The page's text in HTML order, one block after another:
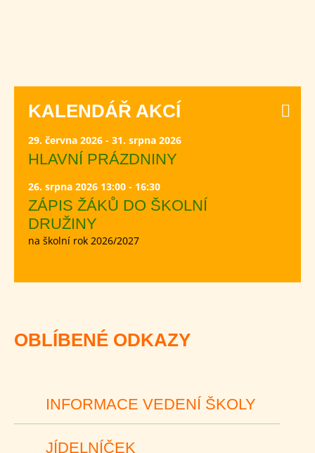
KALENDÁŘ AKCÍ
29. června 2026 - 31. srpna 2026
HLAVNÍ PRÁZDNINY
26. srpna 2026 13:00 - 16:30
ZÁPIS ŽÁKŮ DO ŠKOLNÍ
DRUŽINY
na školní rok 2026/2027
OBLÍBENÉ ODKAZY
INFORMACE VEDENÍ ŠKOLY
JÍDELNÍČEK